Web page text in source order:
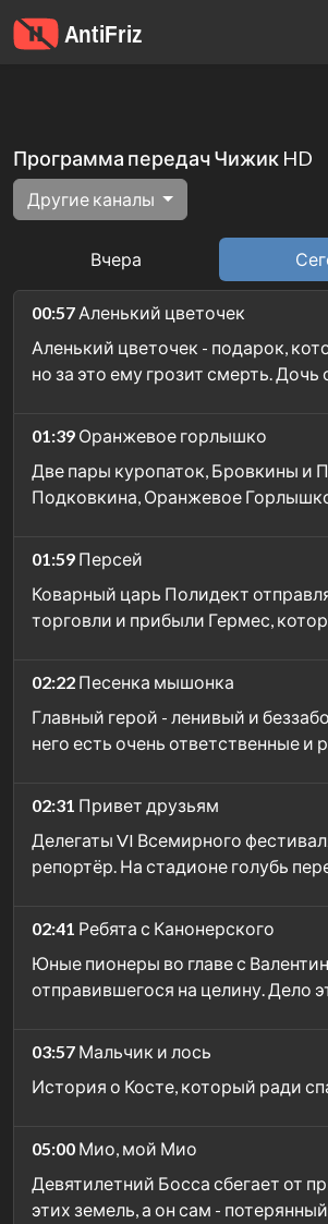
Программа передач Чижик HD
Другие каналы
Вчера
00:57 Аленький цветочек
Аленький цветочек - подарок,
но за это ему грозит смерть.
01:39 Оранжевое горлышко
Две пары куропаток, Бровкины и
Подковкина, Оранжевое
01:59 Персей
Коварный царь Полидект
торговли и прибыли Гермес,
02:22 Песенка мышонка
Главный герой - ленивый и
него есть очень ответственные и
02:31 Привет друзьям
Делегаты VI Всемирного
репортёр. На стадионе голубь
02:41 Ребята с Канонерского
Юные пионеры во главе с
отправившегося на целину. Дело
03:57 Мальчик и лось
История о Косте, который ради
05:00 Мио, мой Мио
Девятилетний Босса сбегает от
этих земель, а он сам -